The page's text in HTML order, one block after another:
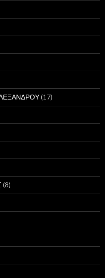
(17)
(8)